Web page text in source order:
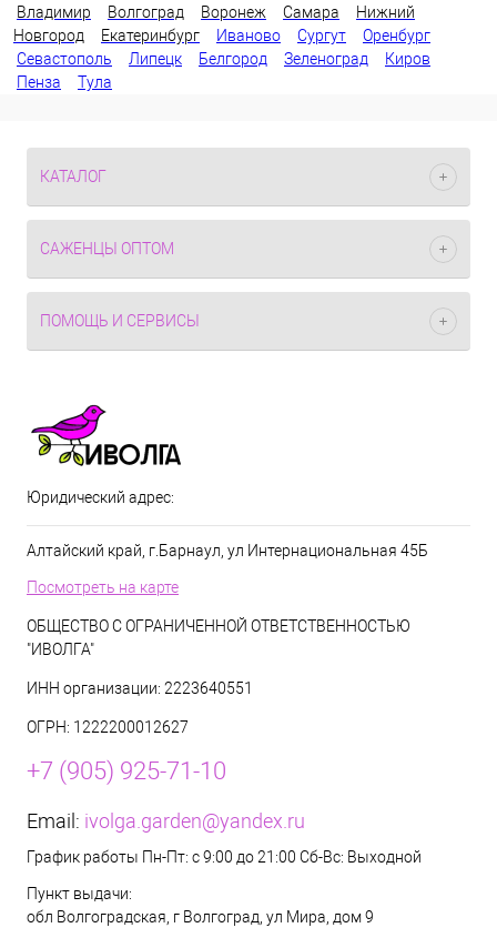
Владимир
Волгоград Воронеж Самара
Нижний
Новгород
Екатеринбург Иваново Сургут
Оренбург
Севастополь
Липецк Белгород Зеленоград
Киров
Пенза
Тула
КАТАЛОГ
САЖЕНЦЫ ОПТОМ
ПОМОЩЬ И СЕРВИСЫ
Юридический адрес:
Алтайский край, г.Барнаул, ул Интернациональная 45Б
Посмотреть на карте
ОБЩЕСТВО С ОГРАНИЧЕННОЙ ОТВЕТСТВЕННОСТЬЮ
"ИВОЛГА"
ИНН организации: 2223640551
ОГРН: 1222200012627
+7 (905) 925-71-10
Email: ivolga.garden@yandex.ru
График работы Пн-Пт: с 9:00 до 21:00 Сб-Вс: Выходной
Пункт выдачи:
обл Волгоградская, г Волгоград, ул Мира, дом 9